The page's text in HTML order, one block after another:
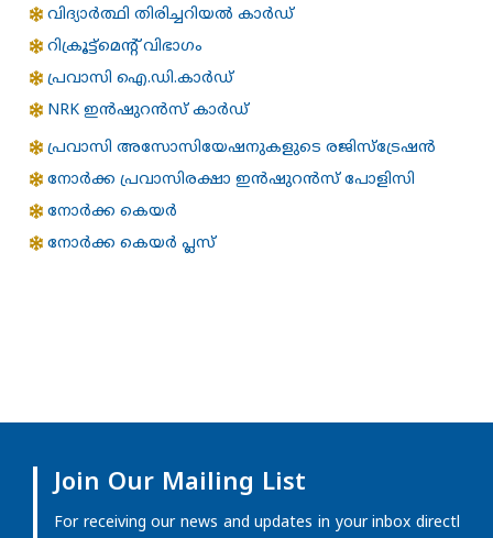
വിദ്യാർത്ഥി തിരിച്ചറിയൽ കാർഡ്
റിക്രൂട്ട്മെന്റ് വിഭാഗം
പ്രവാസി ഐ.ഡി.കാർഡ്
NRK ഇൻഷുറൻസ് കാർഡ്
പ്രവാസി അസോസിയേഷനുകളുടെ രജിസ്ട്രേഷൻ
നോര്‍ക്ക പ്രവാസിരക്ഷാ ഇന്‍ഷുറന്‍സ് പോളിസി
നോര്‍ക്ക കെയര്‍
നോര്‍ക്ക കെയര്‍ പ്ലസ്
Join Our Mailing List
For receiving our news and updates in your inbox directl